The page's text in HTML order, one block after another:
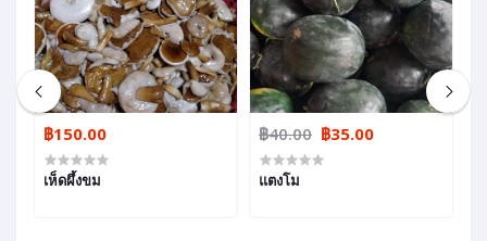
฿150.00
เห็ดผึ้งขม
฿40.00 ฿35.00
แตงโม